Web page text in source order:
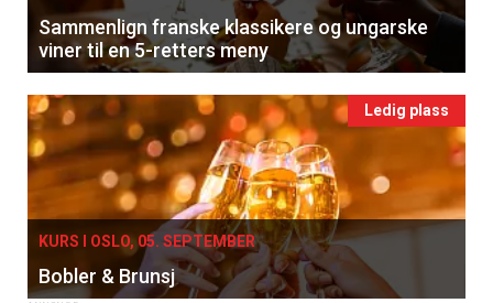
Sammenlign franske klassikere og ungarske
viner til en 5-retters meny
Ledig plass
KURS I OSLO, 05. SEPTEMBER
Bobler & Brunsj